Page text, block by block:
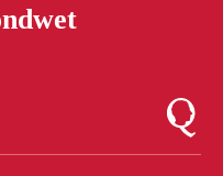
Logo